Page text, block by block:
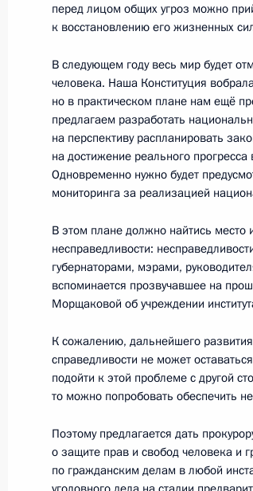
7 ноября 2017 года, 13:50
2 ноября 2017
Рабочая встреча
Ковтун
2 ноября 2017 года, 17:45
Встреча с бывшими
2 ноября 2017 года, 16:15
31 октября 2017
Совещание с
31 октября 2017 года,
30 октября 2017
перед лицом общих угроз можно
к восстановлению его жизненных
В следующем году весь мир будет
человека. Наша Конституция
но в практическом плане нам ещё
предлагаем разработать
на перспективу распланировать
на достижение реального
Одновременно нужно будет
мониторинга за реализацией
В этом плане должно найтись место
несправедливости:
губернаторами, мэрами,
вспоминается прозвучавшее на
Морщаковой об учреждении
К сожалению, дальнейшего
справедливости не может
подойти к этой проблеме с другой
то можно попробовать обеспечить
Поэтому предлагается дать
о защите прав и свобод человека и
по гражданским делам в любой